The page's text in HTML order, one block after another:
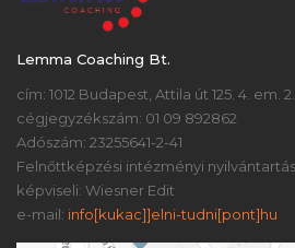
Lemma Coaching Bt.
cím: 1012 Budapest, Attila út 125. 4. em. 2.
cégjegyzékszám: 01 09 892862
Adószám: 23255641-2-41
Felnőttképzési intézményi
képviseli: Wiesner Edit
e-mail: info[kukac]]elni-tudni[pont]hu